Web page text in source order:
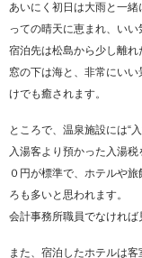
あいにく初日は大雨と一
っての晴天に恵まれ、いい
宿泊先は松島から少し離
窓の下は海と、非常にい
けでも癒されます。
ところで、温泉施設には“
入湯客より預かった入湯
０円が標準で、ホテルや
ろも多いと思われます。
会計事務所職員でなければ
また、宿泊したホテルは